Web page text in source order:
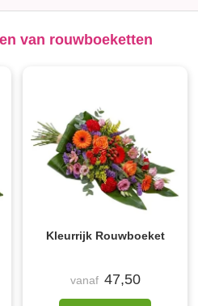
van rouwboeketten
Kleurrijk Rouwboeket
vanaf 47,50